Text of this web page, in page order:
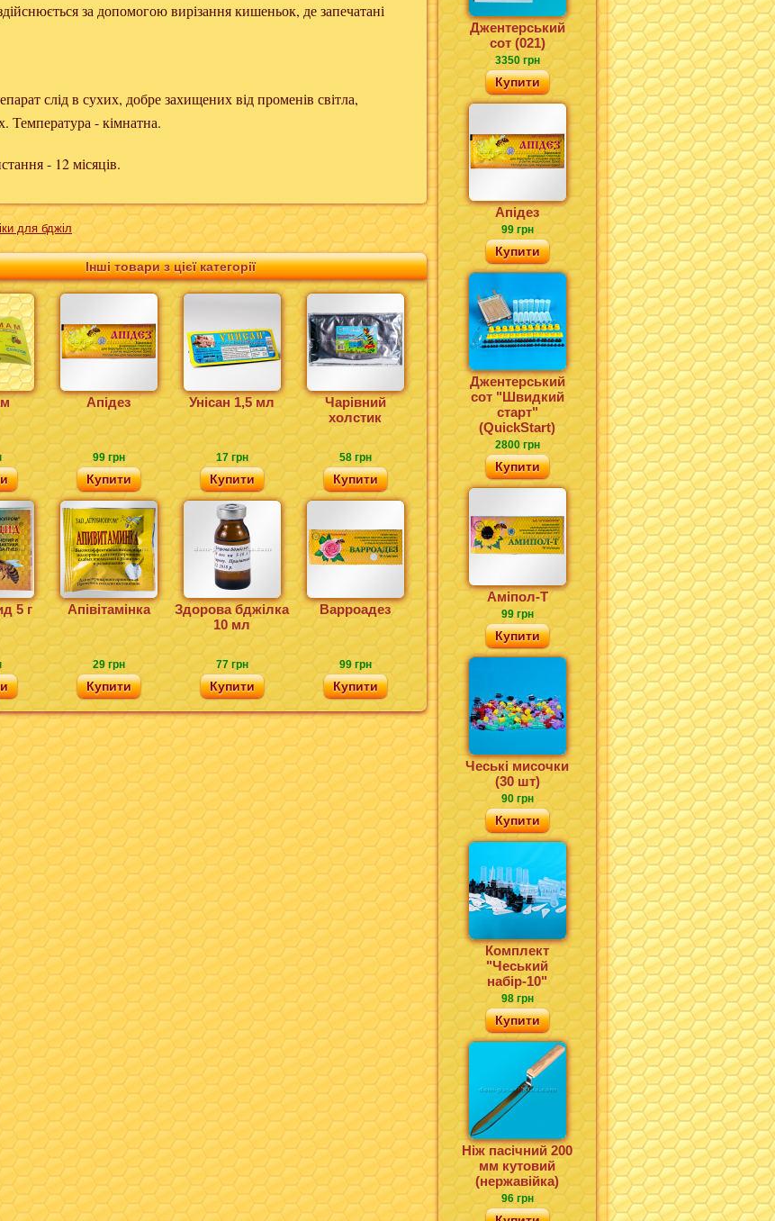
Джентерський
сот (021)
3350 грн
Купити
Апідез
99 грн
Купити
Джентерський
сот "Швидкий
старт"
(QuickStart)
2800 грн
Купити
Аміпол-Т
99 грн
Купити
Чеські мисочки
(30 шт)
90 грн
Купити
Комплект
"Чеський
набір-10"
98 грн
Купити
Ніж пасічний 200
мм кутовий
(нержавійка)
96 грн
за допомогою вирізання кишеньок, де запечатані
слід в сухих, добре захищених від променів світла,
Температура - кімнатна.
- 12 місяців.
для бджіл
Інші товари з цієї категорії
Апідез
99 грн
Купити
Унісан 1,5 мл
17 грн
Купити
Чарівний
холстик
58 грн
Купити
5 г Апівітамінка
29 грн
Купити
Здорова бджілка
10 мл
77 грн
Купити
Варроадез
99 грн
Купити